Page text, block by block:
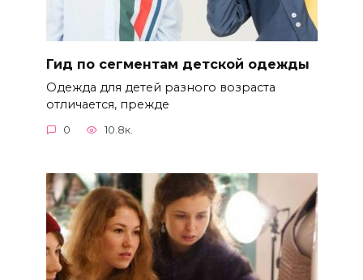
Гид по сегментам детской одежды
Одежда для детей разного возраста
отличается, прежде
0 10.8к.